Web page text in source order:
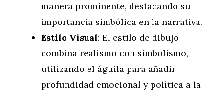
manera prominente, destacando su
importancia simbólica en la narrativa.
Estilo Visual: El estilo de dibujo
combina realismo con simbolismo,
utilizando el águila para añadir
profundidad emocional y política a la